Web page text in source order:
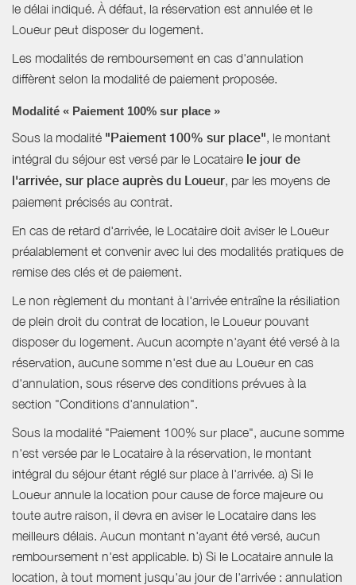
le délai indiqué. À défaut, la réservation est annulée et le
Loueur peut disposer du logement.
Les modalités de remboursement en cas d'annulation
diffèrent selon la modalité de paiement proposée.
Modalité « Paiement 100% sur place »
Sous la modalité "Paiement 100% sur place", le montant
intégral du séjour est versé par le Locataire le jour de
l'arrivée, sur place auprès du Loueur, par les moyens de
paiement précisés au contrat.
En cas de retard d'arrivée, le Locataire doit aviser le Loueur
préalablement et convenir avec lui des modalités pratiques de
remise des clés et de paiement.
Le non règlement du montant à l'arrivée entraîne la résiliation
de plein droit du contrat de location, le Loueur pouvant
disposer du logement. Aucun acompte n'ayant été versé à la
réservation, aucune somme n'est due au Loueur en cas
d'annulation, sous réserve des conditions prévues à la
section "Conditions d'annulation".
Sous la modalité "Paiement 100% sur place", aucune somme
n'est versée par le Locataire à la réservation, le montant
intégral du séjour étant réglé sur place à l'arrivée. a) Si le
Loueur annule la location pour cause de force majeure ou
toute autre raison, il devra en aviser le Locataire dans les
meilleurs délais. Aucun montant n'ayant été versé, aucun
remboursement n'est applicable. b) Si le Locataire annule la
location, à tout moment jusqu'au jour de l'arrivée : annulation